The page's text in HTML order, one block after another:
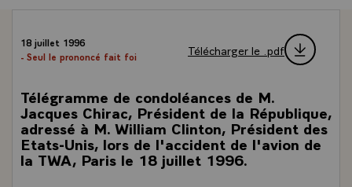
18 juillet 1996
- Seul le prononcé fait foi
Télécharger le .pdf
Télégramme de condoléances de M.
Jacques Chirac, Président de la République,
adressé à M. William Clinton, Président des
Etats-Unis, lors de l'accident de l'avion de
la TWA, Paris le 18 juillet 1996.